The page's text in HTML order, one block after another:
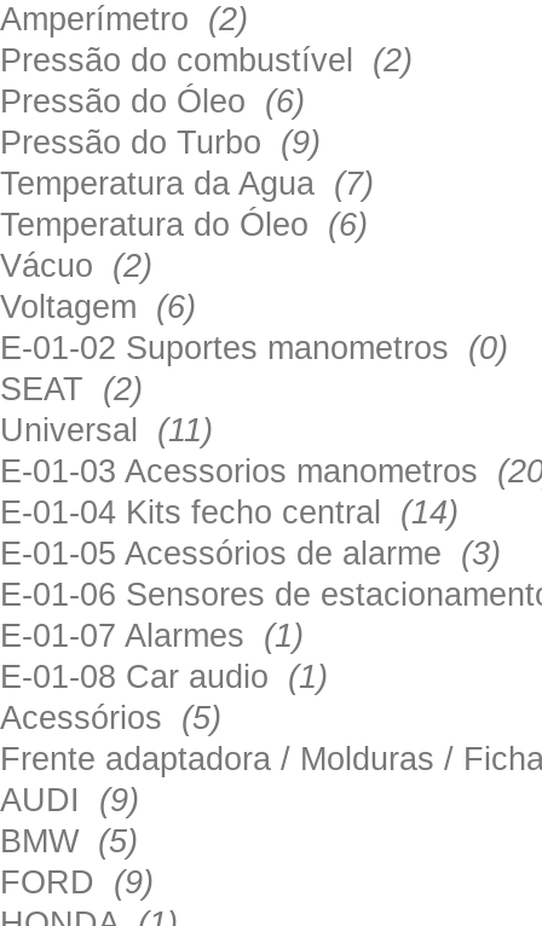
Amperímetro (2)
Pressão do combustível (2)
Pressão do Óleo (6)
Pressão do Turbo (9)
Temperatura da Agua (7)
Temperatura do Óleo (6)
Vácuo (2)
Voltagem (6)
E-01-02 Suportes manometros (0)
SEAT (2)
Universal (11)
E-01-03 Acessorios manometros
E-01-04 Kits fecho central (14)
E-01-05 Acessórios de alarme (3)
E-01-06 Sensores de
E-01-07 Alarmes (1)
E-01-08 Car audio (1)
Acessórios (5)
Frente adaptadora / Molduras /
AUDI (9)
BMW (5)
FORD (9)